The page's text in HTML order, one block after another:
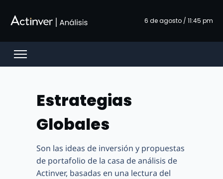
6 de agosto / 11:45 pm
Open menu
Estrategias
Globales
Son las ideas de inversión y propuestas
de portafolio de la casa de análisis de
Actinver, basadas en una lectura del